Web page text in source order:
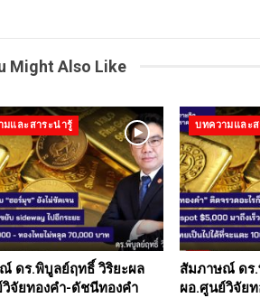
Might Also Like
มและสาระน่ารู้
ดร.พิบูลย์ฤทธิ์ วิริยะผล
จัยทองคำ-ดัชนีทองคำ
บทความและ
สัมภาษณ์ ดร.
ผอ.ศูนย์วิจัย